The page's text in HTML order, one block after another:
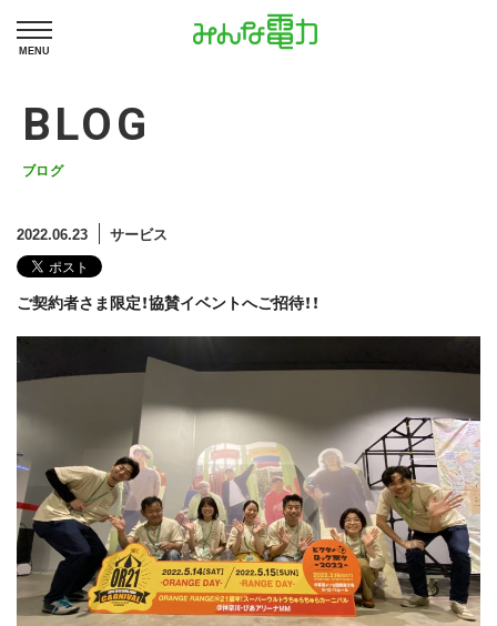
MENU
BLOG
ブログ
2022.06.23 サービス
ご契約者さま限定！協賛イベントへご招待！！